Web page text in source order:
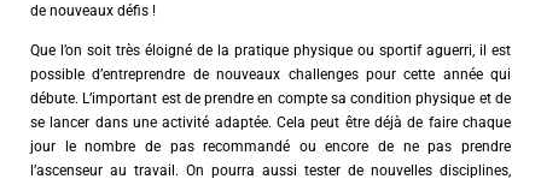
de nouveaux défis !
Que l’on soit très éloigné de la pratique physique ou sportif aguerri, il est
possible d’entreprendre de nouveaux challenges pour cette année qui
débute. L’important est de prendre en compte sa condition physique et de
se lancer dans une activité adaptée. Cela peut être déjà de faire chaque
jour le nombre de pas recommandé ou encore de ne pas prendre
l’ascenseur au travail. On pourra aussi tester de nouvelles disciplines,